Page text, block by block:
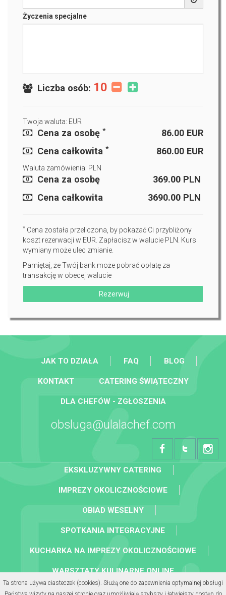
Życzenia specjalne
Liczba osób: 10
Twoja waluta: EUR
Cena za osobę * EUR
86.00
Cena całkowita * EUR
860.00
Waluta zamówienia: PLN
Cena za osobę PLN
369.00
Cena całkowita
PLN
3690.00
* Cena została przeliczona, by pokazać Ci przybliżony
koszt rezerwacji w EUR. Zapłacisz w walucie PLN. Kurs
wymiany może ulec zmianie.
Pamiętaj, że Twój bank może pobrać opłatę za
transakcję w obecej walucie
Rezerwuj
JAK TO DZIAŁA FAQ BLOG
KONTAKT CATERING ŚWIĄTECZNY
DLA CHEFÓW - ZGŁOSZENIA
obsluga@ulalachef.com
EKSKLUZYWNY CATERING
IMPREZY OKOLICZNOŚCIOWE
OBIAD WESELNY
SPOTKANIA INTEGRACYJNE
KUCHARKA NA IMPREZY OKOLICZNOŚCIOWE
WARSZTATY KULINARNE ONLINE
KOLACJA BIZNESOWA
Ta strona używa ciasteczek (cookies). Służą one do zapewnienia optymalnej obsługi